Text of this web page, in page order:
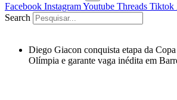
Facebook InstagramYoutube Threads Tiktok
Search
Diego Giacon conquista etapa da
Olímpia e garante vaga inédita em